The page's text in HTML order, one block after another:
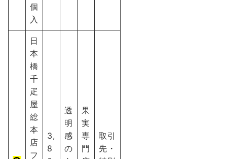
個
入
日
本
橋
千
疋
屋
総
本
店
フ
3,
8
透
明
感
の
果
実
専
門
取引
先・